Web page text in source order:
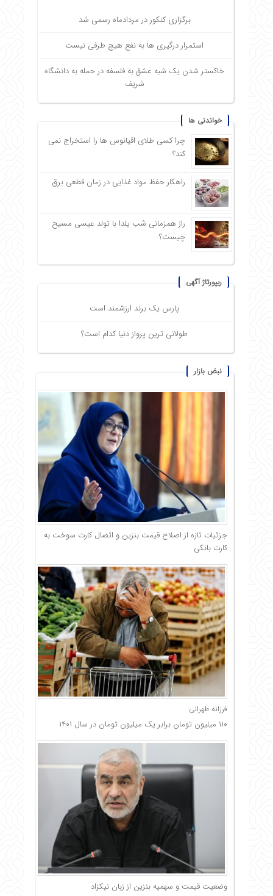
برگزاری کنکور در مردادماه رسمی شد
استمرار درگیری ها به نفع هیچ طرفی نیست
خاکستر شدن یک شبه عشق به فلسفه در حمله به دانشگاه
شریف
خواندنی ها
چرا کسی طلای اقیانوس ها را استخراج نمی
کند؟
راهکار حفظ مواد غذایی در زمان قطعی برق
راز همزمانی شب یلدا با تولد عیسی مسیح
چیست؟
ریپورتاژ آگهی
پارس یک برند ارزشمند است
طولانی ترین پرواز دنیا کدام است؟
نبض بازار
جزئیات تازه از اصلاح قیمت بنزین و اتصال کارت سوخت به
کارت بانکی
فرزانه طهرانی
۱۱۰ میلیون تومان برابر یک میلیون تومان در سال ۱۴۰۱
وضعیت قیمت و سهمیه بنزین از زبان نیکزاد